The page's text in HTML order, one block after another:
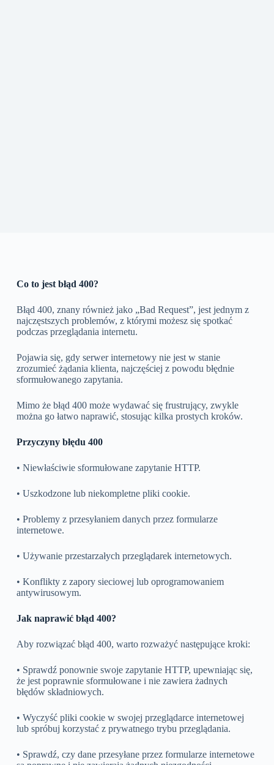
Co to jest błąd 400?
Błąd 400, znany również jako „Bad Request”, jest jednym z
najczęstszych problemów, z którymi możesz się spotkać
podczas przeglądania internetu.
Pojawia się, gdy serwer internetowy nie jest w stanie
zrozumieć żądania klienta, najczęściej z powodu błędnie
sformułowanego zapytania.
Mimo że błąd 400 może wydawać się frustrujący, zwykle
można go łatwo naprawić, stosując kilka prostych kroków.
Przyczyny błędu 400
• Niewłaściwie sformułowane zapytanie HTTP.
• Uszkodzone lub niekompletne pliki cookie.
• Problemy z przesyłaniem danych przez formularze
internetowe.
• Używanie przestarzałych przeglądarek internetowych.
• Konflikty z zapory sieciowej lub oprogramowaniem
antywirusowym.
Jak naprawić błąd 400?
Aby rozwiązać błąd 400, warto rozważyć następujące kroki:
• Sprawdź ponownie swoje zapytanie HTTP, upewniając się,
że jest poprawnie sformułowane i nie zawiera żadnych
błędów składniowych.
• Wyczyść pliki cookie w swojej przeglądarce internetowej
lub spróbuj korzystać z prywatnego trybu przeglądania.
• Sprawdź, czy dane przesyłane przez formularze internetowe